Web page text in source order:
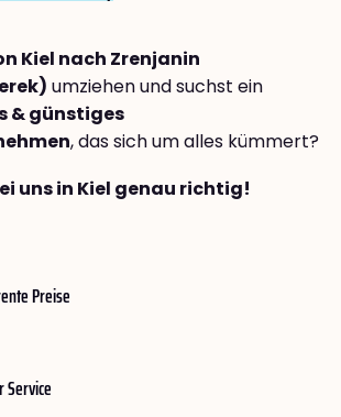
Kiel nach Zrenjanin
umziehen und suchst ein
& günstiges
, das sich um alles kümmert?
uns in Kiel genau richtig!
Preise
Service